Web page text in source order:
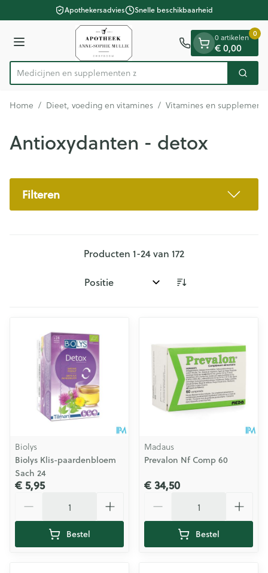
Ga naar de inhoudApothekersadvies Snelle beschikbaarheid
Menu
Product, merk, categorie...
Medicijnen Zoek
0 artikelen
€ 0,00
0
Home / Dieet, voeding en vitamines / Vitamines en
Antioxydanten - detox
Filteren
Producten 1-24van 172
Sorteer op:
Biolys
Biolys Klis-paardenbloem
Sach 24
€ 5,95
Bestel
Madaus
Prevalon Nf Comp 60
€ 34,50
Bestel